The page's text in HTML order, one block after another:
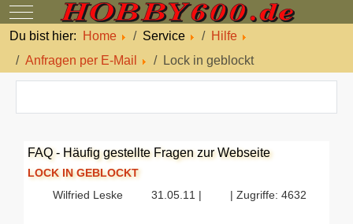
Mobile Menu Toggle
Du bist hier:
Home Service
Hilfe
Anfragen per E-Mail
Lock in geblockt
FAQ - Häufig gestellte Fragen zur Webseite
LOCK IN GEBLOCKT
Wilfried Leske
31.05.11 | | Zugriffe: 4632